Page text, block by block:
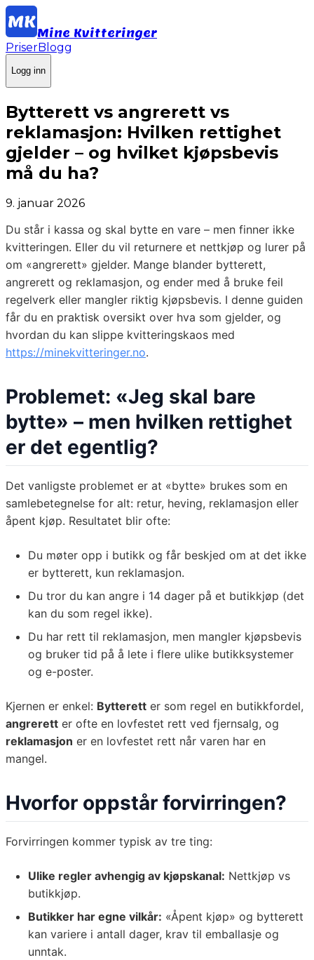
Mine Kvitteringer
PriserBlogg
Logg inn
Bytterett vs angrerett vs
reklamasjon: Hvilken rettighet
gjelder – og hvilket kjøpsbevis
må du ha?
9. januar 2026
Du står i kassa og skal bytte en vare – men finner ikke
kvitteringen. Eller du vil returnere et nettkjøp og lurer på
om «angrerett» gjelder. Mange blander bytterett,
angrerett og reklamasjon, og ender med å bruke feil
regelverk eller mangler riktig kjøpsbevis. I denne guiden
får du en praktisk oversikt over hva som gjelder, og
hvordan du kan slippe kvitteringskaos med
https://minekvitteringer.no.
Problemet: «Jeg skal bare
bytte» – men hvilken rettighet
er det egentlig?
Det vanligste problemet er at «bytte» brukes som en
samlebetegnelse for alt: retur, heving, reklamasjon eller
åpent kjøp. Resultatet blir ofte:
Du møter opp i butikk og får beskjed om at det ikke
er bytterett, kun reklamasjon.
Du tror du kan angre i 14 dager på et butikkjøp (det
kan du som regel ikke).
Du har rett til reklamasjon, men mangler kjøpsbevis
og bruker tid på å lete i flere ulike butikksystemer
og e-poster.
Kjernen er enkel: Bytterett er som regel en butikkfordel,
angrerett er ofte en lovfestet rett ved fjernsalg, og
reklamasjon er en lovfestet rett når varen har en
mangel.
Hvorfor oppstår forvirringen?
Forvirringen kommer typisk av tre ting:
Ulike regler avhengig av kjøpskanal: Nettkjøp vs
butikkjøp.
Butikker har egne vilkår: «Åpent kjøp» og bytterett
kan variere i antall dager, krav til emballasje og
unntak.